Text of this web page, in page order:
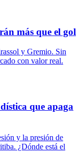
más que el gol
y Gremio. Sin
con valor real.
que apaga
y la presión de
¿Dónde está el